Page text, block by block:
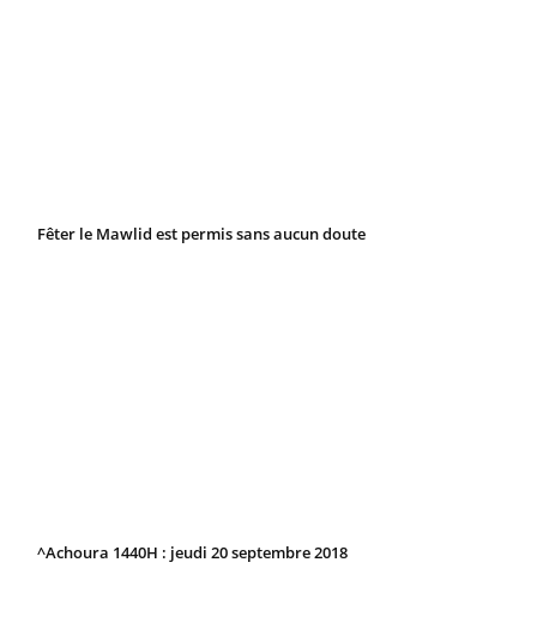
Fêter le Mawlid est permis sans aucun doute
^Achoura 1440H : jeudi 20 septembre 2018